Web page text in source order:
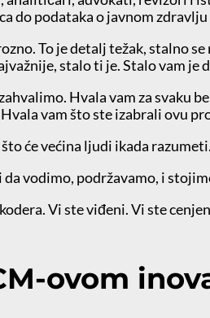
do podataka o javnom
To je detalj težak, stalno
stalo ti je. Stalo vam
Hvala vam za
vam što ste izabrali ovu
će većina ljudi ikada razumeti.
vodimo, podržavamo, i
Vi ste viđeni. Vi ste
ovom